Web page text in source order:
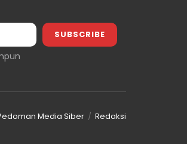
Media Siber Redaksi